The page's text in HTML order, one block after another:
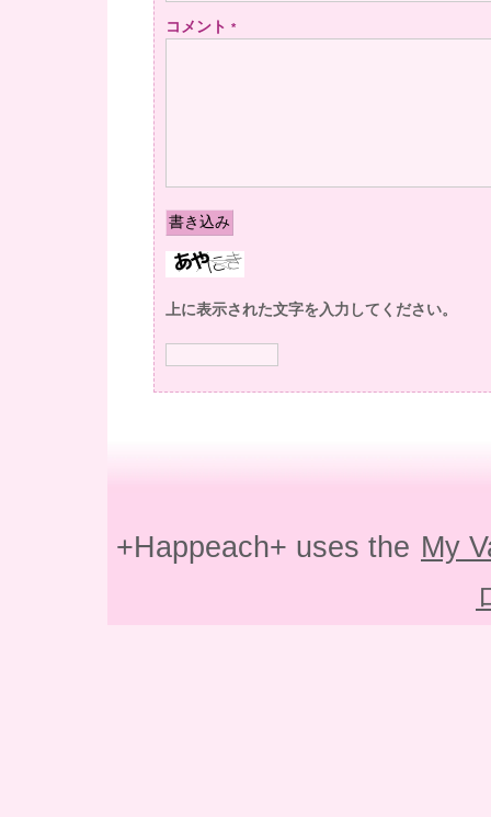
コメント *
上に表示された文字を入力してください。
+Happeach+ uses the My